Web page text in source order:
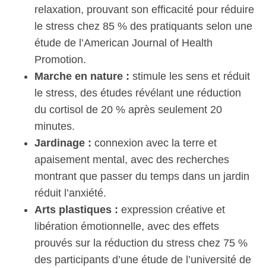
relaxation, prouvant son efficacité pour réduire
le stress chez 85 % des pratiquants selon une
étude de l’American Journal of Health
Promotion.
Marche en nature : stimule les sens et réduit
le stress, des études révélant une réduction
du cortisol de 20 % après seulement 20
minutes.
Jardinage : connexion avec la terre et
apaisement mental, avec des recherches
montrant que passer du temps dans un jardin
réduit l’anxiété.
Arts plastiques : expression créative et
libération émotionnelle, avec des effets
prouvés sur la réduction du stress chez 75 %
des participants d’une étude de l’université de